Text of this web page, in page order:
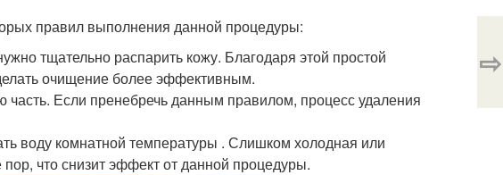
правил выполнения данной процедуры:
тщательно распарить кожу. Благодаря этой простой
очищение более эффективным.
часть. Если пренебречь данным правилом, процесс удаления
воду комнатной температуры . Слишком холодная или
что снизит эффект от данной процедуры.
⇨